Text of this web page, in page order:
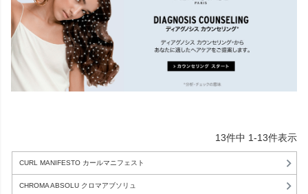
13件中 1-13件表示
CURL MANIFESTO カールマニフェスト
CHROMA ABSOLU クロマアブソリュ